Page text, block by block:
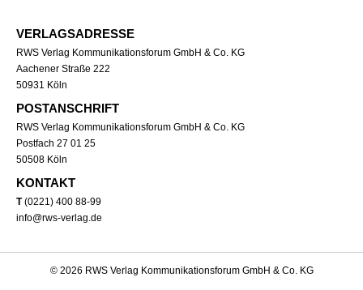
VERLAGSADRESSE
RWS Verlag Kommunikationsforum GmbH & Co. KG
Aachener Straße 222
50931 Köln
POSTANSCHRIFT
RWS Verlag Kommunikationsforum GmbH & Co. KG
Postfach 27 01 25
50508 Köln
KONTAKT
T(0221) 400 88-99
info@rws-verlag.de
© 2026 RWS Verlag Kommunikationsforum GmbH & Co. KG